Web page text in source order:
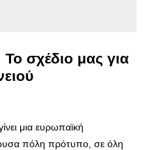
σχέδιο μας για
μια ευρωπαϊκή
πόλη πρότυπο, σε όλη